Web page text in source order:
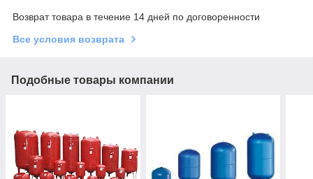
Возврат товара в течение 14 дней по договоренности
Все условия возврата
Подобные товары компании